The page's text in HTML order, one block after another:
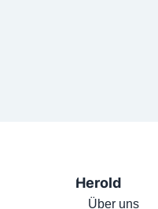
Herold
Über uns